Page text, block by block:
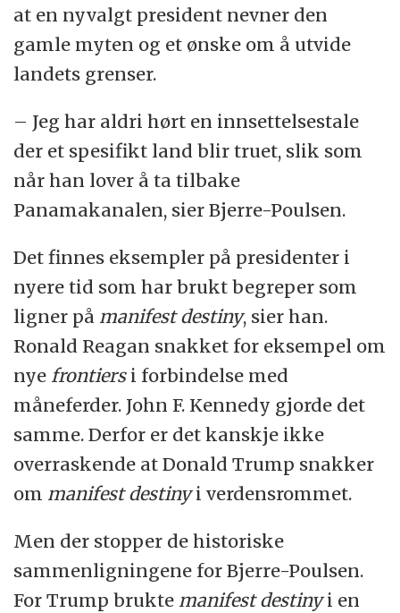
at en nyvalgt president nevner den
gamle myten og et ønske om å utvide
landets grenser.
– Jeg har aldri hørt en innsettelsestale
der et spesifikt land blir truet, slik som
når han lover å ta tilbake
Panamakanalen, sier Bjerre-Poulsen.
Det finnes eksempler på presidenter i
nyere tid som har brukt begreper som
ligner på manifest destiny, sier han.
Ronald Reagan snakket for eksempel om
nye frontiersi forbindelse med
måneferder. John F. Kennedy gjorde det
samme. Derfor er det kanskje ikke
overraskende at Donald Trump snakker
om manifest destinyi verdensrommet.
Men der stopper de historiske
sammenligningene for Bjerre-Poulsen.
For Trump brukte manifest destinyi en